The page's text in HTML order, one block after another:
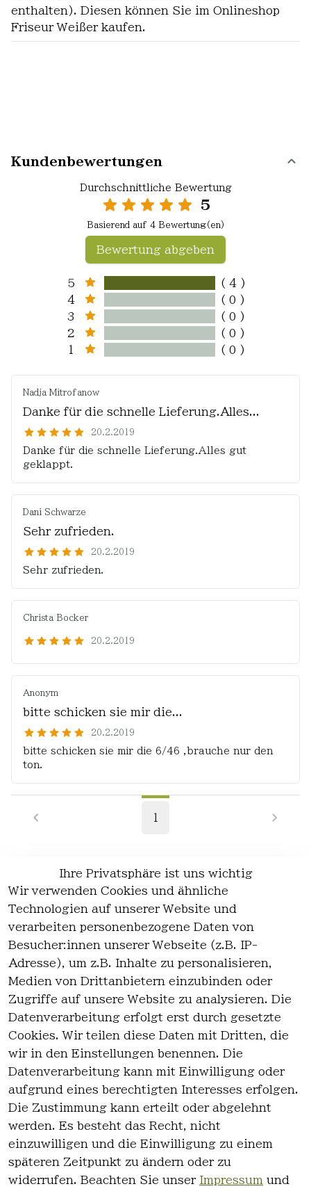
enthalten). Diesen können Sie im Onlineshop
Friseur Weißer kaufen.
Kundenbewertungen
Durchschnittliche Bewertung
5
Basierend auf 4 Bewertung(en)
Bewertung abgeben
5
( 4 )
4
( 0 )
3
( 0 )
2
( 0 )
1
( 0 )
Nadja Mitrofanow
Danke für die schnelle Lieferung.Alles...
20.2.2019
Danke für die schnelle Lieferung.Alles gut
geklappt.
Dani Schwarze
Sehr zufrieden.
20.2.2019
Sehr zufrieden.
Christa Bocker
20.2.2019
Anonym
bitte schicken sie mir die...
20.2.2019
bitte schicken sie mir die 6/46 ,brauche nur den
ton.
1
EU-Verantwortliche Person - klicken Sie
für Details
Ihre Privatsphäre ist uns wichtig
Wir verwenden Cookies und ähnliche
Technologien auf unserer Website und
verarbeiten personenbezogene Daten von
Besucher:innen unserer Webseite (z.B. IP-
Adresse), um z.B. Inhalte zu personalisieren,
Medien von Drittanbietern einzubinden oder
Zugriffe auf unsere Website zu analysieren. Die
Datenverarbeitung erfolgt erst durch gesetzte
Cookies. Wir teilen diese Daten mit Dritten, die
wir in den Einstellungen benennen. Die
Datenverarbeitung kann mit Einwilligung oder
aufgrund eines berechtigten Interesses erfolgen.
Die Zustimmung kann erteilt oder abgelehnt
werden. Es besteht das Recht, nicht
einzuwilligen und die Einwilligung zu einem
späteren Zeitpunkt zu ändern oder zu
widerrufen. Beachten Sie unser Impressum und
es
AGB
Datenschutz
Widerrufsre
Kontakt
Kontakt
Registrieren